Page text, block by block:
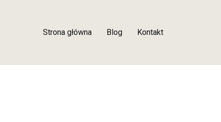
Strona główna Blog Kontakt